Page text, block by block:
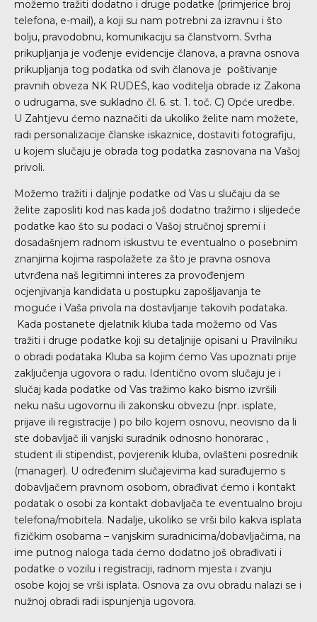
možemo tražiti dodatno i druge podatke (primjerice broj
telefona, e-mail), a koji su nam potrebni za izravnu i što
bolju, pravodobnu, komunikaciju sa članstvom. Svrha
prikupljanja je vođenje evidencije članova, a pravna osnova
prikupljanja tog podatka od svih članova je poštivanje
pravnih obveza NK RUDEŠ, kao voditelja obrade iz Zakona
o udrugama, sve sukladno čl. 6. st. 1. toč. C) Opće uredbe.
U Zahtjevu ćemo naznačiti da ukoliko želite nam možete,
radi personalizacije članske iskaznice, dostaviti fotografiju,
u kojem slučaju je obrada tog podatka zasnovana na Vašoj
privoli.
Možemo tražiti i daljnje podatke od Vas u slučaju da se
želite zaposliti kod nas kada još dodatno tražimo i slijedeće
podatke kao što su podaci o Vašoj stručnoj spremi i
dosadašnjem radnom iskustvu te eventualno o posebnim
znanjima kojima raspolažete za što je pravna osnova
utvrđena naš legitimni interes za provođenjem
ocjenjivanja kandidata u postupku zapošljavanja te
moguće i Vaša privola na dostavljanje takovih podataka.
Kada postanete djelatnik kluba tada možemo od Vas
tražiti i druge podatke koji su detaljnije opisani u Pravilniku
o obradi podataka Kluba sa kojim ćemo Vas upoznati prije
zaključenja ugovora o radu. Identično ovom slučaju je i
slučaj kada podatke od Vas tražimo kako bismo izvršili
neku našu ugovornu ili zakonsku obvezu (npr. isplate,
prijave ili registracije ) po bilo kojem osnovu, neovisno da li
ste dobavljač ili vanjski suradnik odnosno honorarac ,
student ili stipendist, povjerenik kluba, ovlašteni posrednik
(manager). U određenim slučajevima kad surađujemo s
dobavljačem pravnom osobom, obrađivat ćemo i kontakt
podatak o osobi za kontakt dobavljača te eventualno broju
telefona/mobitela. Nadalje, ukoliko se vrši bilo kakva isplata
fizičkim osobama – vanjskim suradnicima/dobavljačima, na
ime putnog naloga tada ćemo dodatno još obrađivati i
podatke o vozilu i registraciji, radnom mjesta i zvanju
osobe kojoj se vrši isplata. Osnova za ovu obradu nalazi se i
nužnoj obradi radi ispunjenja ugovora.